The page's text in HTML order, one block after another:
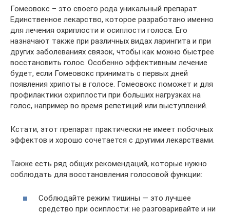
Гомеовокс – это своего рода уникальный препарат.
Единственное лекарство, которое разработано именно
для лечения охриплости и осиплости голоса. Его
назначают также при различных видах ларингита и при
других заболеваниях связок, чтобы как можно быстрее
восстановить голос. Особенно эффективным лечение
будет, если Гомеовокс принимать с первых дней
появления хрипоты в голосе. Гомеовокс поможет и для
профилактики охриплости при больших нагрузках на
голос, например во время репетиций или выступлений.
Кстати, этот препарат практически не имеет побочных
эффектов и хорошо сочетается с другими лекарствами.
Также есть ряд общих рекомендаций, которые нужно
соблюдать для восстановления голосовой функции:
Соблюдайте режим тишины — это лучшее
средство при осиплости: не разговаривайте и ни